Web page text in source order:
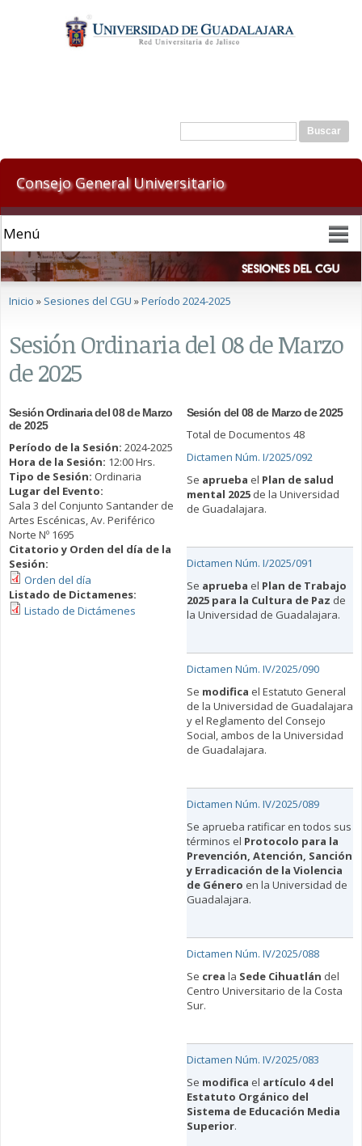
contenido
principal
Formulario de búsqueda
Buscar
Consejo General Universitario
Se encuentra usted aquí
Inicio » Sesiones del CGU »Período 2024-2025
Sesión Ordinaria del 08 de Marzo
de 2025
Sesión Ordinaria del 08 de Marzo
de 2025
Período de la Sesión: 2024-2025
Hora de la Sesión: 12:00 Hrs.
Tipo de Sesión: Ordinaria
Lugar del Evento:
Sala 3 del Conjunto Santander de
Artes Escénicas, Av. Periférico
Norte Nº 1695
Citatorio y Orden del día de la
Sesión:
Orden del día
Listado de Dictamenes:
Listado de Dictámenes
Sesión del 08 de Marzo de 2025
Total de Documentos 48
Dictamen Núm. I/2025/092
Se aprueba el Plan de salud
mental 2025 de la Universidad
de Guadalajara.
Dictamen Núm. I/2025/091
Se aprueba el Plan de Trabajo
2025 para la Cultura de Paz de
la Universidad de Guadalajara.
Dictamen Núm. IV/2025/090
Se modifica el Estatuto General
de la Universidad de Guadalajara
y el Reglamento del Consejo
Social, ambos de la Universidad
de Guadalajara.
Dictamen Núm. IV/2025/089
Se aprueba ratificar en todos sus
términos el Protocolo para la
Prevención, Atención, Sanción
y Erradicación de la Violencia
de Género en la Universidad de
Guadalajara.
Dictamen Núm. IV/2025/088
Se crea la Sede Cihuatlán del
Centro Universitario de la Costa
Sur.
Dictamen Núm. IV/2025/083
Se modifica el artículo 4 del
Estatuto Orgánico del
Sistema de Educación Media
Superior.